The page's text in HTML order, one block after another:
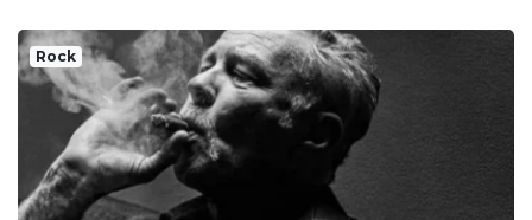
Rock